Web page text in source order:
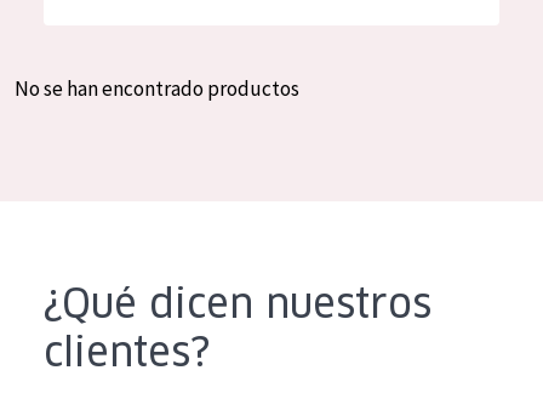
Crema de día
Crema de noche
Spanish
No se han encontrado productos
¿Qué dicen nuestros
clientes?